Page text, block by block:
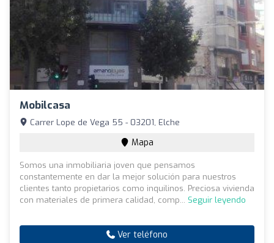
Mobilcasa
Carrer Lope de Vega 55 - 03201, Elche
Mapa
Somos una inmobiliaria joven que pensamos
constantemente en dar la mejor solución para nuestros
clientes tanto propietarios como inquilinos. Preciosa vivienda
con materiales de primera calidad, comp... Seguir leyendo
Ver teléfono